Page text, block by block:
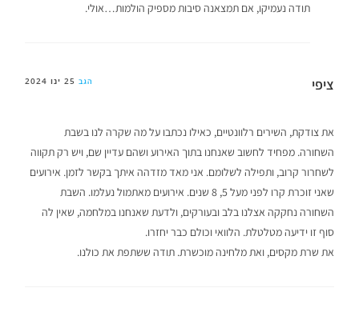
תודה נעמיקו, אם תמצאנה סיבות מספיק הולמות…אולי.
ציפי הגב 25 ינו 2024
את צודקת, השירים רלוונטיים, כאילו נכתבו על מה שקרה לנו בשבת
השחורה. מפחיד לחשוב שאנחנו בתוך האירוע ושהם עדיין שם, ויש רק תקווה
לשחרור קרוב, ותפילה לשלומם. אני מאד מזדהה איתך בקשר לזמן. אירועים
שאני זוכרת קרו לפני מעל 5, 8 שנים. אירועים מאתמול נעלמו. השבת
השחורה נחקקה אצלנו בלב ובעורקים, ולדעת שאנחנו במלחמה, שאין לה
סוף זו ידיעה מטלטלת. הלוואי וכולם כבר יחזרו.
את שרת מקסים, ואת מלחינה מוכשרת. תודה ששתפת את כולנו.